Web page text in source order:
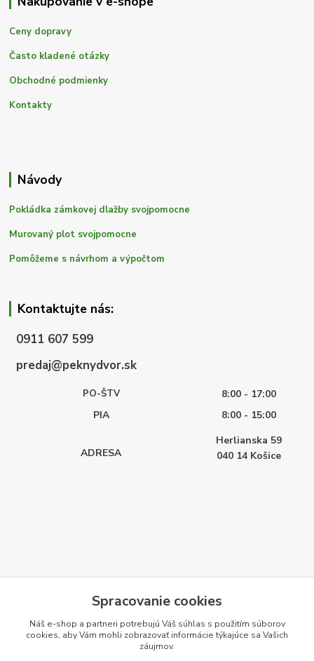
Ceny dopravy
Často kladené otázky
Obchodné podmienky
Kontakty
Návody
Pokládka zámkovej dlažby svojpomocne
Murovaný plot svojpomocne
Pomôžeme s návrhom a výpočtom
Kontaktujte nás:
0911 607 599
predaj@peknydvor.sk
PO-ŠTV
8:00 - 17:00
PIA
8:00 - 15:00
ADRESA
Herlianska 59
040 14 Košice
Spracovanie cookies
Náš e-shop a partneri potrebujú Váš súhlas s použitím súborov
cookies, aby Vám mohli zobrazovať informácie týkajúce sa Vašich
záujmov.